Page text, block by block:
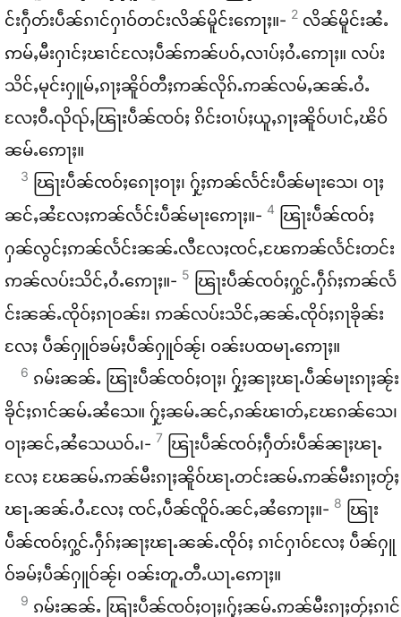
င်း​ႁဵတ်း​ပဵၼ်​ၵၢင်​ႁၢဝ်​တင်း​လိၼ်​မိူင်း​ဢေႃႈ။- 2 လိၼ်​မိူင်း​ၼႆႉ
ဢမ်ႇ​မီး​ႁၢင်ႈ​ၽၢင်​လႄႈ​ပဵၼ်​ဢၼ်​ပဝ်ႇ​လၢပ်ႈ​ဝႆႉ​ဢေႃႈ။ လပ်း​
သိင်ႇ​မုင်း​ႁူမ်ႇ​ၵႃႈ​ၼိူဝ်​တီႈ​ဢၼ်​လိုၵ်ႉ​ဢၼ်​လမ်ႇ​ၼၼ်ႉ​ဝႆႉ​
လႄႈ​ဝီႉၺိၺ်ႇ​ၽြႃး​ပဵၼ်​ၸဝ်ႈ ၵိင်း​ဝၢပ်ႈ​ယူႇ​ၵႃႈ​ၼိူဝ်​ပၢင်ႇ​ၽိဝ်​
ၼမ်ႉ​ဢေႃႈ။
3
ၽြႃး​ပဵၼ်​ၸဝ်ႈ​ၵေႃႈ​ဝႃႈ၊ ႁႂ်ႈ​ဢၼ်​လႅင်း​ပဵၼ်​မႃး​သေ၊ ဝႃႈ​
ၼင်ႇ​ၼႆ​လႄႈ​ဢၼ်​လႅင်း​ပဵၼ်​မႃး​ဢေႃႈ။- 4
ၽြႃး​ပဵၼ်​ၸဝ်ႈ​
ႁၼ်​လွင်ႈ​ဢၼ်​လႅင်း​ၼၼ်ႉ​လီ​လႄႈ​ၸင်ႇ​ၽႄ​ဢၼ်​လႅင်း​တင်း​
ဢၼ်​လပ်း​သိင်ႇ​ဝႆႉ​ဢေႃႈ။- 5
ၽြႃး​ပဵၼ်​ၸဝ်ႈ​ႁွင်ႉ​ႁဵၵ်ႈ​ဢၼ်​လႅ
င်း​ၼၼ်ႉ​ၸိုဝ်ႈ​ၵႃ​ဝၼ်း၊ ဢၼ်​လပ်း​သိင်ႇ​ၼၼ်ႉ​ၸိုဝ်ႈ​ၵႃ​ၶိုၼ်း​
လႄႈ ပဵၼ်​ႁူဝ်​ၶမ်ႈ​ပဵၼ်​ႁူဝ်​ၼႂ်၊ ဝၼ်း​ပထမႃႉ​ဢေႃႈ။
6 ၵမ်း​ၼၼ်ႉ ၽြႃး​ပဵၼ်​ၸဝ်ႈ​ဝႃႈ၊ ႁႂ်ႈ​ၼႃႈ​ၽႃႉ​ပဵၼ်​မႃး​ၵႃႈ​ၼႂ်း​
ၶိုင်ႈ​ၵၢင်​ၼမ်ႉ​ၼႆ​သေ။ ႁႂ်ႈ​ၼမ်ႉ​ၼင်ႇ​ၵၼ်​ၽၢတ်ႇ​ၽႄ​ၵၼ်​သေ၊
ဝႃႈ​ၼင်ႇ​ၼႆ​သေ​ယဝ်ႉ၊- 7 ၽြႃး​ပဵၼ်​ၸဝ်ႈ​ႁဵတ်း​ပဵၼ်​ၼႃႈ​ၽႃႉ​
လႄႈ ၽႄ​ၼမ်ႉ​ဢၼ်​မီး​ၵႃႈ​ၼိူဝ်​ၽႃႉ​တင်း​ၼမ်ႉ​ဢၼ်​မီး​ၵႃႈ​တႂ်ႈ​
ၽႃႉ​ၼၼ်ႉ​ဝႆႉ​လႄႈ ၸင်ႇ​ပဵၼ်​ၸိူဝ်ႉ​ၼင်ႇ​ၼႆ​ဢေႃႈ။- 8
ၽြႃး​
ပဵၼ်​ၸဝ်ႈ​ႁွင်ႉ​ႁဵၵ်ႈ​ၼႃႈ​ၽႃႉ​ၼၼ်ႉ​ၸိုဝ်ႈ ၵၢင်​ႁၢဝ်​လႄႈ ပဵၼ်​ႁူ
ဝ်​ၶမ်ႈ​ပဵၼ်​ႁူဝ်​ၼႂ်၊ ဝၼ်း​တူႉတီႉယႃႉ​ဢေႃႈ။
9 ၵမ်း​ၼၼ်ႉ ၽြႃး​ပဵၼ်​ၸဝ်ႈ​ဝႃႈ၊​ႁႂ်ႈ​ၼမ်ႉ​ဢၼ်​မီး​ၵႃႈ​တႂ်ႈ​ၵၢင်​